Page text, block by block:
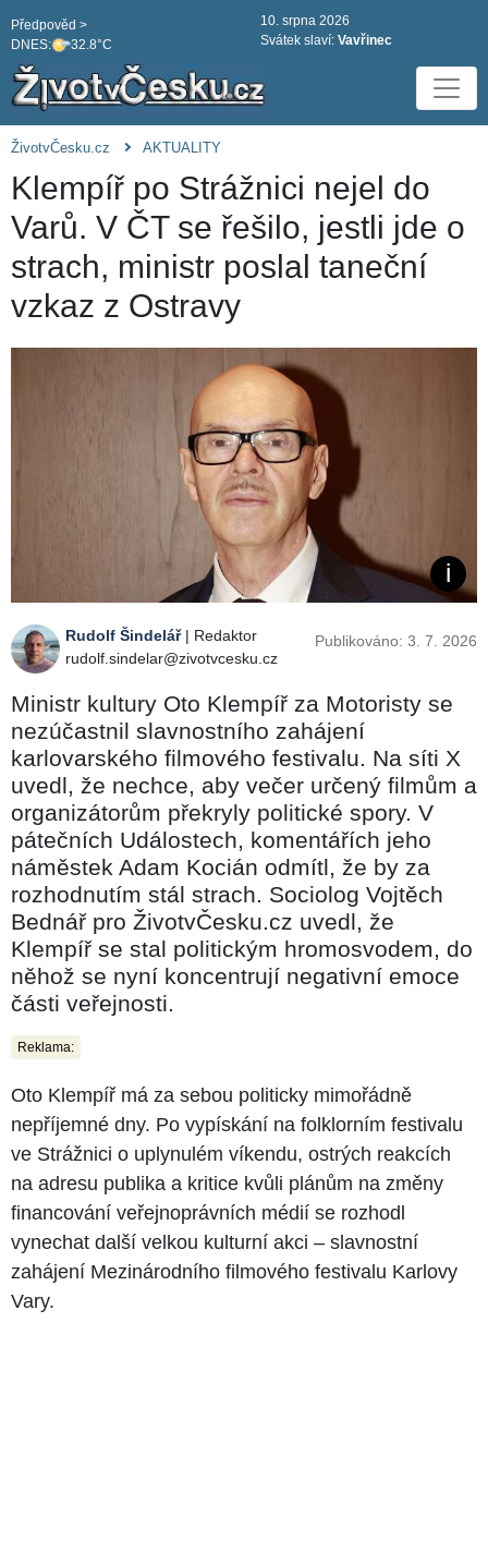
DNES: 32.8°C
Předpověd >
10. srpna 2026
Svátek slaví: Vavřinec
ŽivotvČesku.cz AKTUALITY
Klempíř po Strážnici nejel do
Varů. V ČT se řešilo, jestli jde o
strach, ministr poslal taneční
vzkaz z Ostravy
Rudolf Šindelář| Redaktor
rudolf.sindelar@zivotvcesku.cz
Publikováno: 3. 7. 2026
Ministr kultury Oto Klempíř za Motoristy se
nezúčastnil slavnostního zahájení
karlovarského filmového festivalu. Na síti X
uvedl, že nechce, aby večer určený filmům a
organizátorům překryly politické spory. V
pátečních Událostech, komentářích jeho
náměstek Adam Kocián odmítl, že by za
rozhodnutím stál strach. Sociolog Vojtěch
Bednář pro ŽivotvČesku.cz uvedl, že
Klempíř se stal politickým hromosvodem, do
něhož se nyní koncentrují negativní emoce
části veřejnosti.
Reklama:
Oto Klempíř má za sebou politicky mimořádně
nepříjemné dny. Po vypískání na folklorním festivalu
ve Strážnici o uplynulém víkendu, ostrých reakcích
na adresu publika a kritice kvůli plánům na změny
financování veřejnoprávních médií se rozhodl
vynechat další velkou kulturní akci – slavnostní
zahájení Mezinárodního filmového festivalu Karlovy
Vary.